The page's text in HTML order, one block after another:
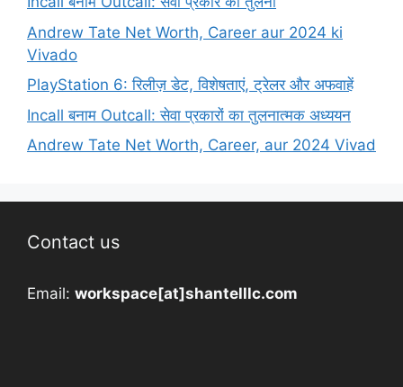
Andrew Tate Net Worth, Career aur 2024 ki
Vivado
PlayStation 6: रिलीज़ डेट, विशेषताएं, ट्रेलर और अफवाहें
Incall बनाम Outcall: सेवा प्रकारों का तुलनात्मक अध्ययन
Andrew Tate Net Worth, Career, aur 2024 Vivad
Contact us
Email: workspace[at]shantelllc.com